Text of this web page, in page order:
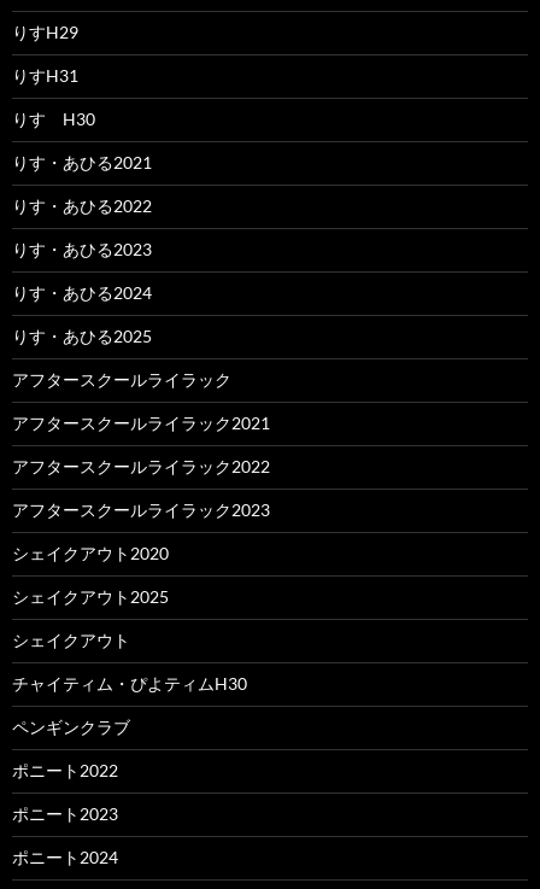
りすH29
りすH31
りす H30
りす・あひる2021
りす・あひる2022
りす・あひる2023
りす・あひる2024
りす・あひる2025
アフタースクールライラック
アフタースクールライラック2021
アフタースクールライラック2022
アフタースクールライラック2023
シェイクアウト2020
シェイクアウト2025
シェイクアウト
チャイティム・ぴよティムH30
ペンギンクラブ
ポニート2022
ポニート2023
ポニート2024